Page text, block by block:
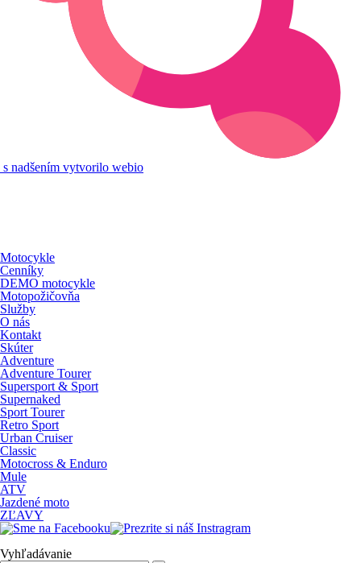
s nadšením vytvorilo webio
Motocykle
Cenníky
DEMO motocykle
Motopožičovňa
Služby
O nás
Kontakt
Skúter
Adventure
Adventure Tourer
Supersport & Sport
Supernaked
Sport Tourer
Retro Sport
Urban Cruiser
Classic
Motocross & Enduro
Mule
ATV
Jazdené moto
ZĽAVY
Vyhľadávanie